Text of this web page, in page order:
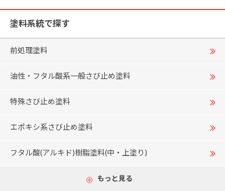
塗料系統で探す
前処理塗料
油性・フタル酸系一般さび止め塗料
特殊さび止め塗料
エポキシ系さび止め塗料
フタル酸(アルキド)樹脂塗料(中・上塗り)
もっと見る